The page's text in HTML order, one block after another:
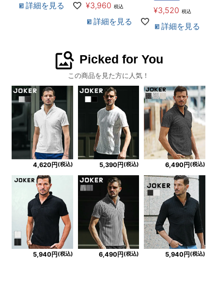
詳細を見る ¥3,960 税込
詳細を見る
¥3,520 税込
詳細を見る
image_search Picked for You
この商品を見た方に人気！
4,620円 (税込) 5,390円 (税込) 6,490円 (税込)
5,940円 (税込) 6,490円 (税込) 5,940円 (税込)